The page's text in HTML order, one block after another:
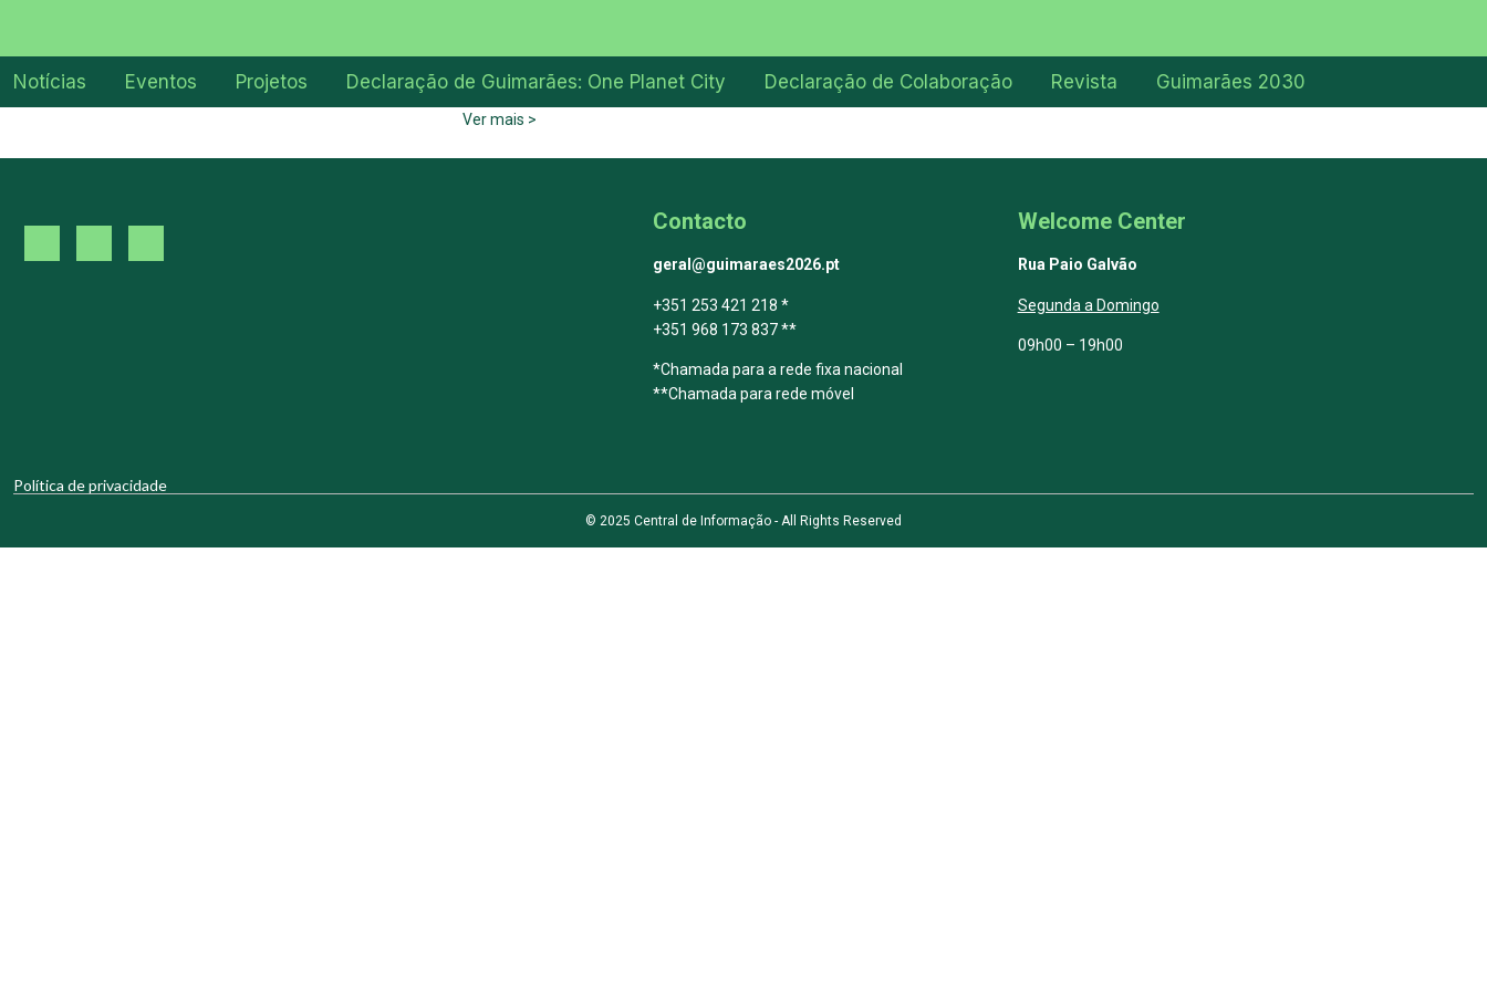
Notícias Eventos Projetos Declaração de Guimarães: One Planet City Declaração de Colaboração Revista Guimarães 2030
Ver mais >
Contacto
geral@guimaraes2026.pt
+351 253 421 218 *
+351 968 173 837 **
*Chamada para a rede fixa nacional
**Chamada para rede móvel
Welcome Center
Rua Paio Galvão
Segunda a Domingo
09h00 – 19h00
Política de privacidade
© 2025 Central de Informação - All Rights Reserved